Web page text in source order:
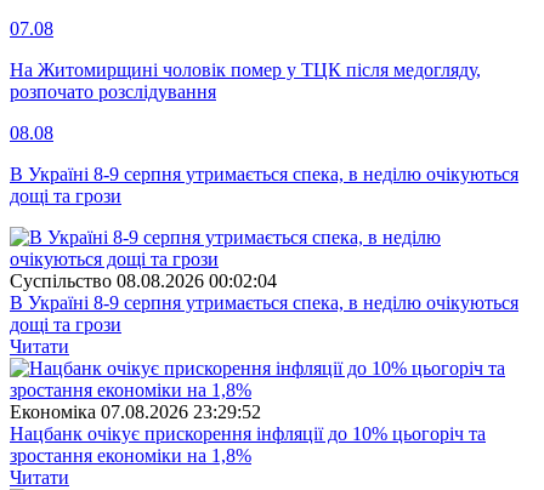
07.08
На Житомирщині чоловік помер у ТЦК після медогляду,
розпочато розслідування
08.08
В Україні 8-9 серпня утримається спека, в неділю очікуються
дощі та грози
Суспiльство 08.08.2026 00:02:04
В Україні 8-9 серпня утримається спека, в неділю очікуються
дощі та грози
Читати
Економіка 07.08.2026 23:29:52
Нацбанк очікує прискорення інфляції до 10% цьогоріч та
зростання економіки на 1,8%
Читати